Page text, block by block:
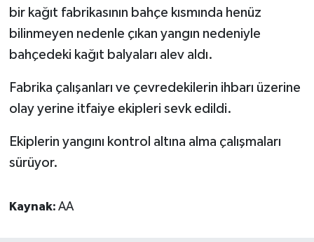
bir kağıt fabrikasının bahçe kısmında henüz
bilinmeyen nedenle çıkan yangın nedeniyle
bahçedeki kağıt balyaları alev aldı.
Fabrika çalışanları ve çevredekilerin ihbarı üzerine
olay yerine itfaiye ekipleri sevk edildi.
Ekiplerin yangını kontrol altına alma çalışmaları
sürüyor.
Kaynak: AA